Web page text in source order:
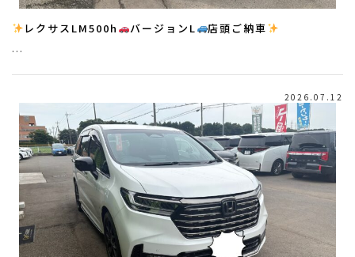
レクサスLM500h バージョンL
店頭ご納車
…
2026.07.12